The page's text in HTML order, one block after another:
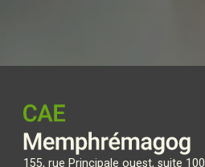
155, rue Principale ouest, suite 100